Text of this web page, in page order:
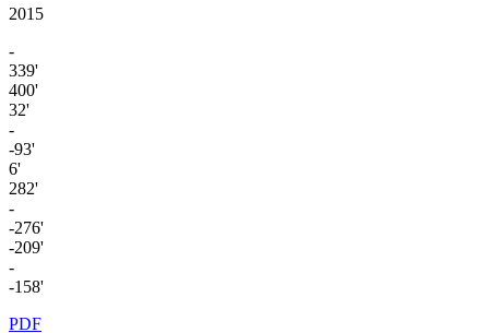
2015
-
339'
400'
32'
-
-93'
6'
282'
-
-276'
-209'
-
-158'
PDF